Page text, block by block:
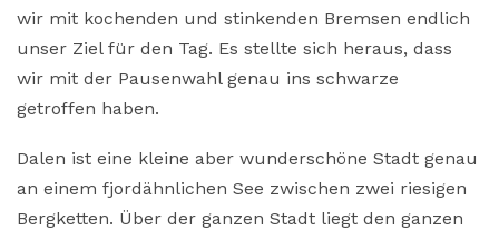
wir mit kochenden und stinkenden Bremsen endlich
unser Ziel für den Tag. Es stellte sich heraus, dass
wir mit der Pausenwahl genau ins schwarze
getroffen haben.
Dalen ist eine kleine aber wunderschöne Stadt genau
an einem fjordähnlichen See zwischen zwei riesigen
Bergketten. Über der ganzen Stadt liegt den ganzen